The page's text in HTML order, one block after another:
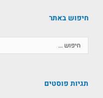
חיפוש באתר
תגיות פוסטים